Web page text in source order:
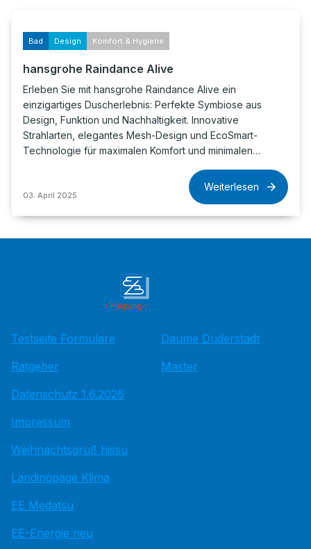
Bad Design Komfort & Hygiene
hansgrohe Raindance Alive
Erleben Sie mit hansgrohe Raindance Alive ein
einzigartiges Duscherlebnis: Perfekte Symbiose aus
Design, Funktion und Nachhaltigkeit. Innovative
Strahlarten, elegantes Mesh-Design und EcoSmart-
Technologie für maximalen Komfort und minimalen…
03. April 2025
Weiterlesen
Testseite Formulare
Ratgeber
Datenschutz 1.6.2026
Impressum
Weihnachtsgruß hissu
Landingpage Klima
EE Medatsu
EE-Energie neu
Daume Duderstadt
Master